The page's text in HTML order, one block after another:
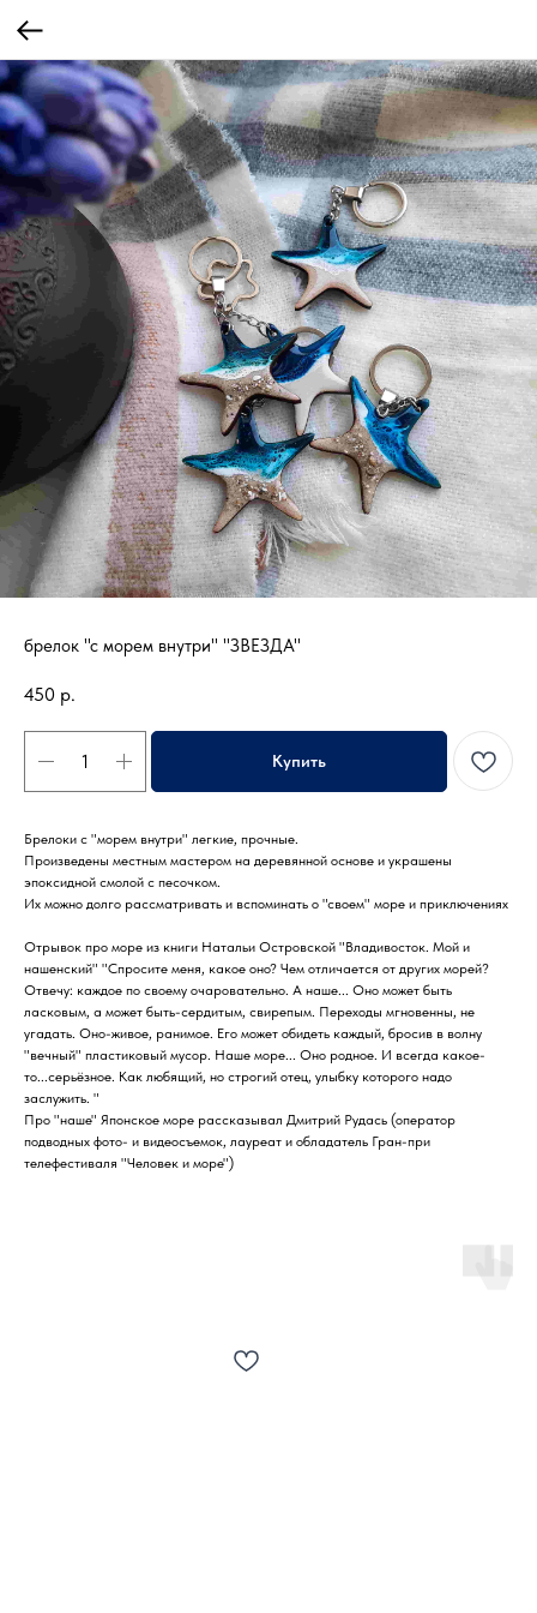
брелок "с морем внутри" "ЗВЕЗДА"
450 р.
Купить
Брелоки с "морем внутри" легкие, прочные.
Произведены местным мастером на деревянной основе и украшены
эпоксидной смолой с песочком.
Их можно долго рассматривать и вспоминать о "своем" море и приключениях
Отрывок про море из книги Натальи Островской "Владивосток. Мой и
нашенский" "Спросите меня, какое оно? Чем отличается от других морей?
Отвечу: каждое по своему очаровательно. А наше... Оно может быть
ласковым, а может быть-сердитым, свирепым. Переходы мгновенны, не
угадать. Оно-живое, ранимое. Его может обидеть каждый, бросив в волну
"вечный" пластиковый мусор. Наше море... Оно родное. И всегда какое-
то...серьёзное. Как любящий, но строгий отец, улыбку которого надо
заслужить. "
Про "наше" Японское море рассказывал Дмитрий Рудась (оператор
подводных фото- и видеосъемок, лауреат и обладатель Гран-при
телефестиваля "Человек и море")